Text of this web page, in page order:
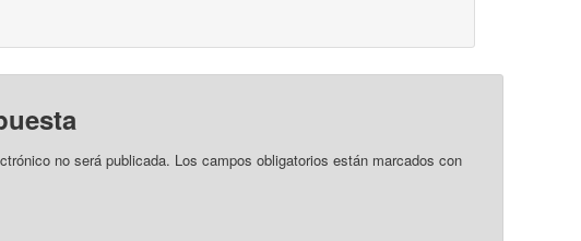
no será publicada. Los campos obligatorios están marcados con